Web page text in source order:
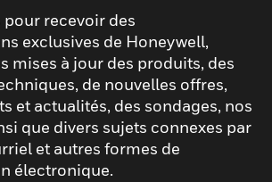
recevoir des
exclusives de Honeywell,
mises à jour des produits, des
de nouvelles offres,
et actualités, des sondages, nos
que divers sujets connexes par
et autres formes de
électronique.